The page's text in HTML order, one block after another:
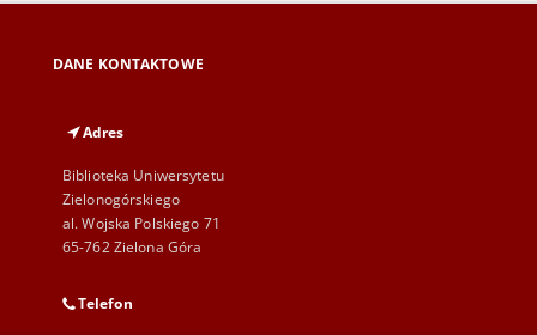
DANE KONTAKTOWE
Adres
Biblioteka Uniwersytetu
Zielonogórskiego
al. Wojska Polskiego 71
65-762 Zielona Góra
Telefon